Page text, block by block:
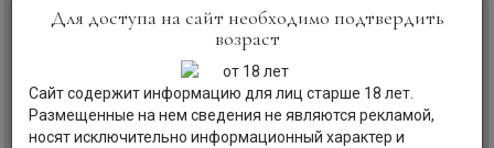
Ризерва, 2014
Италия | Абруццо
Код товара: АС-20544
6 050 руб В корзину
2021
Италия | Абруццо
7 200 руб В корзину
Для доступа на сайт необходимо подтвердить
возраст
Сайт содержит информацию для лиц старше 18 лет.
Размещенные на нем сведения не являются рекламой,
носят исключительно информационный характер и